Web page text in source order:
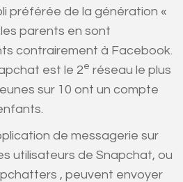
préférée de la génération «
parents en sont
contrairement à Facebook.
est le 2e réseau le plus
sur 10 ont un compte
de messagerie sur
utilisateurs de Snapchat, ou
, peuvent envoyer